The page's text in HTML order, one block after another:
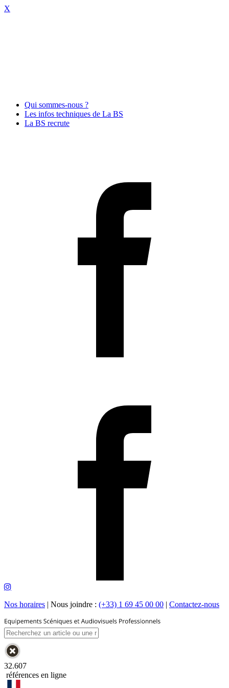
X
Qui sommes-nous ?
Les infos techniques de La BS
La BS recrute
Nos horaires | Nous joindre : (+33) 1 69 45 00 00 | Contactez-nous
32.607
références en ligne